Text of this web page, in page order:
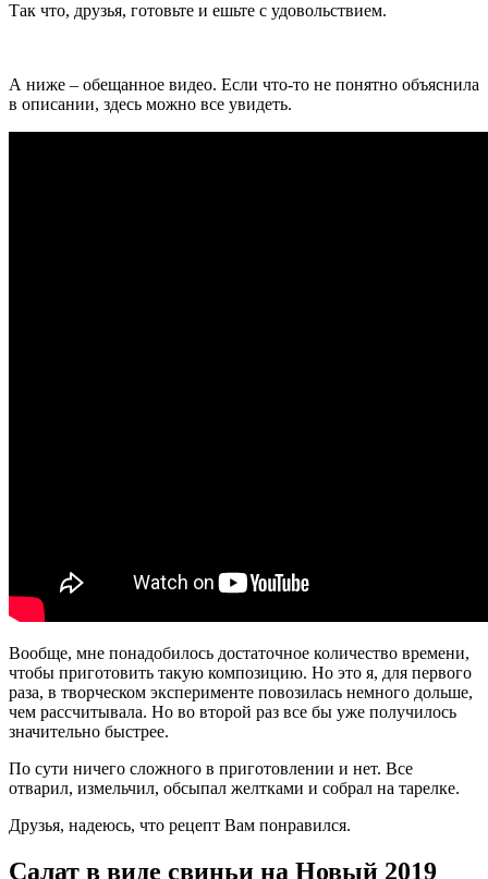
Так что, друзья, готовьте и ешьте с удовольствием.
А ниже – обещанное видео. Если что-то не понятно объяснила
в описании, здесь можно все увидеть.
Вообще, мне понадобилось достаточное количество времени,
чтобы приготовить такую композицию. Но это я, для первого
раза, в творческом эксперименте повозилась немного дольше,
чем рассчитывала. Но во второй раз все бы уже получилось
значительно быстрее.
По сути ничего сложного в приготовлении и нет. Все
отварил, измельчил, обсыпал желтками и собрал на тарелке.
Друзья, надеюсь, что рецепт Вам понравился.
Салат в виде свиньи на Новый 2019